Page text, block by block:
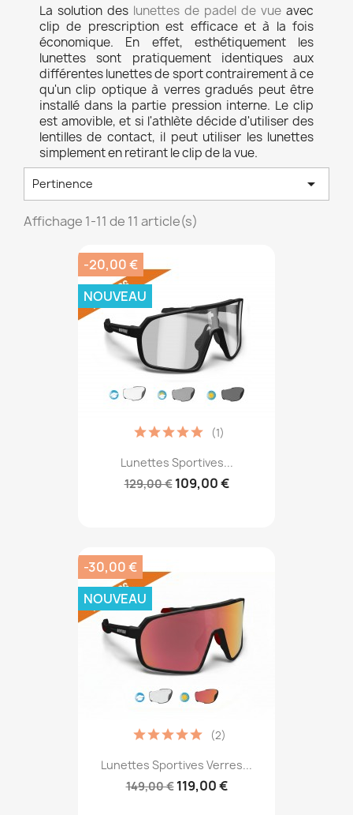
La solution des lunettes de padel de vue avec
clip de prescription est efficace et à la fois
économique. En effet, esthétiquement les
lunettes sont pratiquement identiques aux
différentes lunettes de sport contrairement à ce
qu'un clip optique à verres gradués peut être
installé dans la partie pression interne. Le clip
est amovible, et si l'athlète décide d'utiliser des
lentilles de contact, il peut utiliser les lunettes
simplement en retirant le clip de la vue.
Pertinence 
Affichage 1-11 de 11 article(s)
Lunettes Sportives...
129,00 € 109,00 €
(1)
-20,00 €
NOUVEAU
Lunettes Sportives Verres...
149,00 € 119,00 €
(2)
-30,00 €
NOUVEAU